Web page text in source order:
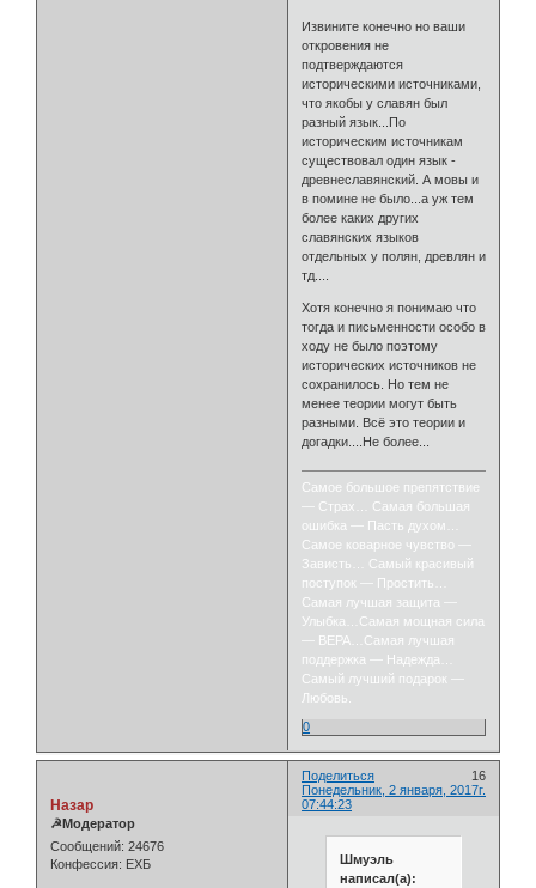
Извините конечно но ваши
откровения не
подтверждаются
историческими источниками,
что якобы у славян был
разный язык...По
историческим источникам
существовал один язык -
древнеславянский. А мовы и
в помине не было...а уж тем
более каких других
славянских языков
отдельных у полян, древлян и
тд....
Хотя конечно я понимаю что
тогда и письменности особо в
ходу не было поэтому
исторических источников не
сохранилось. Но тем не
менее теории могут быть
разными. Всё это теории и
догадки....Не более...
Самое большое препятствие
— Страх… Самая большая
ошибка — Пасть духом…
Самое коварное чувство —
Зависть… Самый красивый
поступок — Простить…
Самая лучшая защита —
Улыбка…Самая мощная сила
— ВЕРА…Самая лучшая
поддержка — Надежда…
Самый лучший подарок —
Любовь.
0
Поделиться
16
Понедельник, 2 января, 2017г.
07:44:23
Назар
☭Модератор
Сообщений: 24676
Конфессия: ЕХБ
Шмуэль
написал(а):